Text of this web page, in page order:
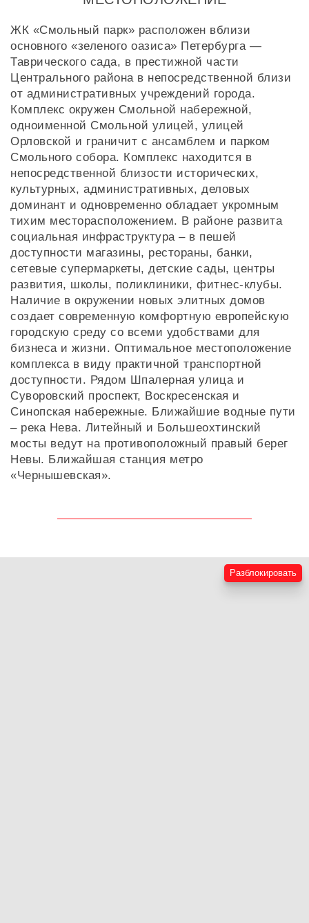
ЖК «Смольный парк» расположен вблизи
основного «зеленого оазиса» Петербурга —
Таврического сада, в престижной части
Центрального района в непосредственной близи
от административных учреждений города.
Комплекс окружен Смольной набережной,
одноименной Смольной улицей, улицей
Орловской и граничит с ансамблем и парком
Смольного собора. Комплекс находится в
непосредственной близости исторических,
культурных, административных, деловых
доминант и одновременно обладает укромным
тихим месторасположением. В районе развита
социальная инфраструктура – в пешей
доступности магазины, рестораны, банки,
сетевые супермаркеты, детские сады, центры
развития, школы, поликлиники, фитнес-клубы.
Наличие в окружении новых элитных домов
создает современную комфортную европейскую
городскую среду со всеми удобствами для
бизнеса и жизни. Оптимальное местоположение
комплекса в виду практичной транспортной
доступности. Рядом Шпалерная улица и
Суворовский проспект, Воскресенская и
Синопская набережные. Ближайшие водные пути
– река Нева. Литейный и Большеохтинский
мосты ведут на противоположный правый берег
Невы. Ближайшая станция метро
«Чернышевская».
Разблокировать